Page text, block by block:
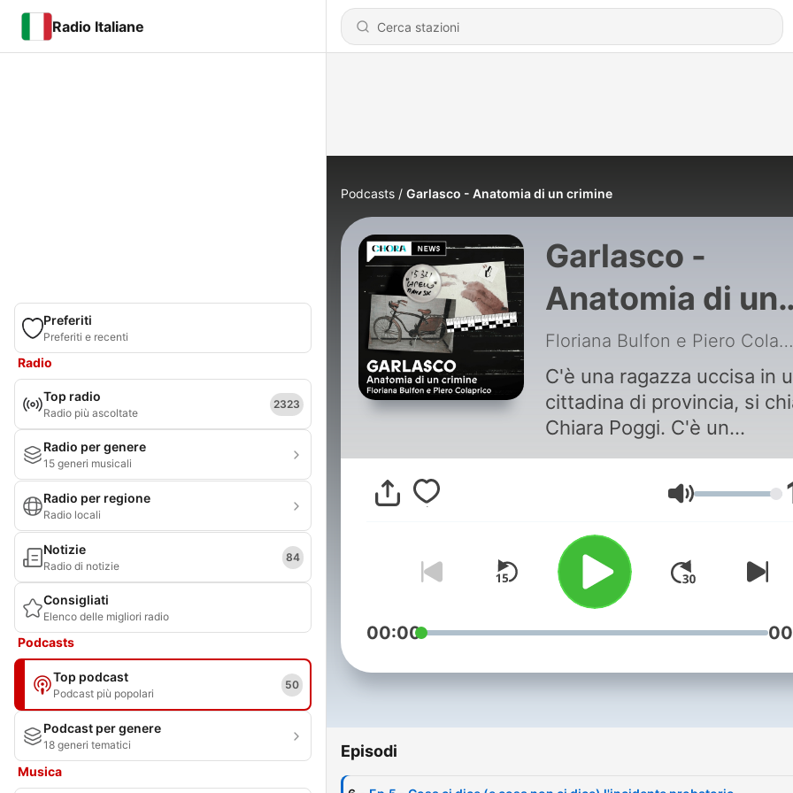
Radio Italiane
Preferiti
Preferiti e recenti
Radio
Top radio
Radio più ascoltate
2323
Radio per genere
15 generi musicali
Radio per regione
Radio locali
Notizie
Radio di notizie
84
Consigliati
Elenco delle migliori radio
Podcasts
Top podcast
Podcast più popolari
50
Podcast per genere
18 generi tematici
Musica
Podcasts Garlasco - Anatomia di un crimine
Garlasco -
Anatomia di un
crimine
Floriana Bulfon e Piero Colaprico - Chora Media
C'è una ragazza uccisa in
cittadina di provincia, si
Chiara Poggi. C'è un
condannato in via
aver commesso il delitto.
allo stesso tempo, c'è una
nuova indagine e un nuovo
indiziato. Ci sono errori
nell'analisi della scena del
crimine, perizie che si
contraddicono, alibi che
conoscono. E poi c'è il
Garlasco, da anni, non
va oltre le aule dei tribunali.
Volume
00:00
Episodi